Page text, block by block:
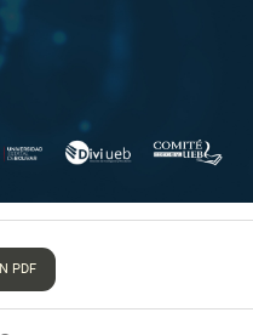
PDF